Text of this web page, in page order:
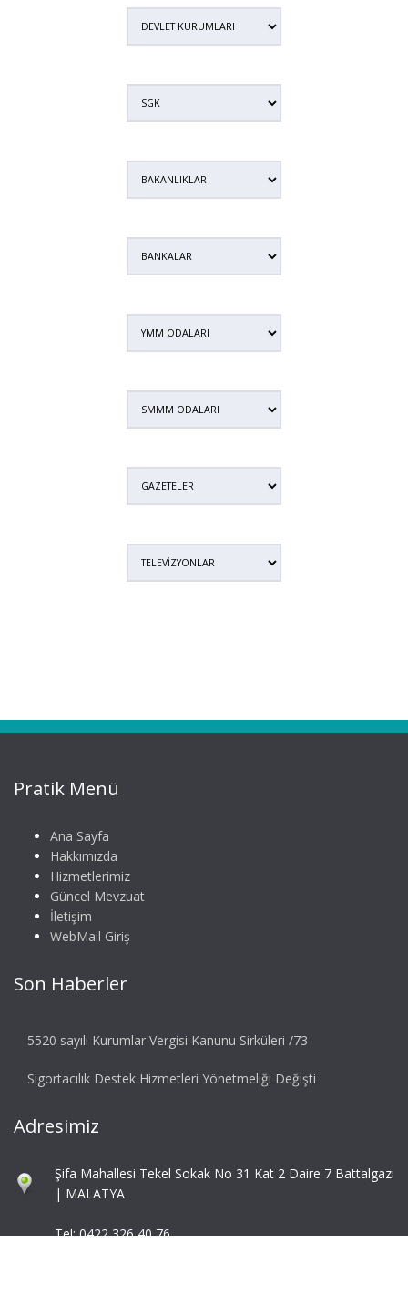
Pratik Menü
Ana Sayfa
Hakkımızda
Hizmetlerimiz
Güncel Mevzuat
İletişim
WebMail Giriş
Son Haberler
5520 sayılı Kurumlar Vergisi Kanunu Sirküleri /73
Sigortacılık Destek Hizmetleri Yönetmeliği Değişti
Adresimiz
Şifa Mahallesi Tekel Sokak No 31 Kat 2 Daire 7 Battalgazi
| MALATYA
Tel: 0422 326 40 76